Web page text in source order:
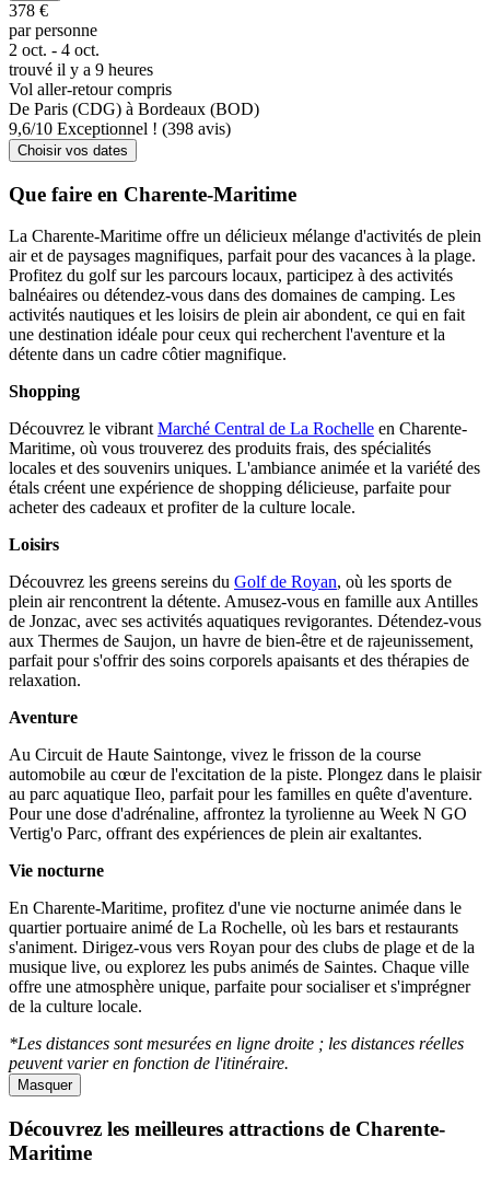
378 €
par personne
2 oct. - 4 oct.
trouvé il y a 9 heures
Vol aller-retour compris
De Paris (CDG) à Bordeaux (BOD)
9,6/10 Exceptionnel ! (398 avis)
Choisir vos dates
Que faire en Charente-Maritime
La Charente-Maritime offre un délicieux mélange d'activités de plein
air et de paysages magnifiques, parfait pour des vacances à la plage.
Profitez du golf sur les parcours locaux, participez à des activités
balnéaires ou détendez-vous dans des domaines de camping. Les
activités nautiques et les loisirs de plein air abondent, ce qui en fait
une destination idéale pour ceux qui recherchent l'aventure et la
détente dans un cadre côtier magnifique.
Shopping
Découvrez le vibrantMarché Central de La Rochelle en Charente-
Maritime, où vous trouverez des produits frais, des spécialités
locales et des souvenirs uniques. L'ambiance animée et la variété des
étals créent une expérience de shopping délicieuse, parfaite pour
acheter des cadeaux et profiter de la culture locale.
Loisirs
Découvrez les greens sereins du Golf de Royan, où les sports de
plein air rencontrent la détente. Amusez-vous en famille aux Antilles
de Jonzac, avec ses activités aquatiques revigorantes. Détendez-vous
aux Thermes de Saujon, un havre de bien-être et de rajeunissement,
parfait pour s'offrir des soins corporels apaisants et des thérapies de
relaxation.
Aventure
Au Circuit de Haute Saintonge, vivez le frisson de la course
automobile au cœur de l'excitation de la piste. Plongez dans le plaisir
au parc aquatique Ileo, parfait pour les familles en quête d'aventure.
Pour une dose d'adrénaline, affrontez la tyrolienne au Week N GO
Vertig'o Parc, offrant des expériences de plein air exaltantes.
Vie nocturne
En Charente-Maritime, profitez d'une vie nocturne animée dans le
quartier portuaire animé de La Rochelle, où les bars et restaurants
s'animent. Dirigez-vous vers Royan pour des clubs de plage et de la
musique live, ou explorez les pubs animés de Saintes. Chaque ville
offre une atmosphère unique, parfaite pour socialiser et s'imprégner
de la culture locale.
*Les distances sont mesurées en ligne droite ; les distances réelles
peuvent varier en fonction de l'itinéraire.
Masquer
Découvrez les meilleures attractions de Charente-
Maritime